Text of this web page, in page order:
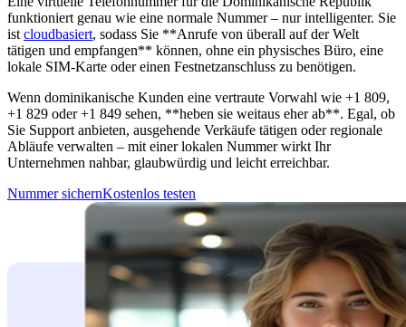
funktioniert genau wie eine normale Nummer – nur intelligenter. Sie
ist cloudbasiert, sodass Sie **Anrufe von überall auf der Welt
tätigen und empfangen** können, ohne ein physisches Büro, eine
lokale SIM-Karte oder einen Festnetzanschluss zu benötigen.
Wenn dominikanische Kunden eine vertraute Vorwahl wie +1 809,
+1 829 oder +1 849 sehen, **heben sie weitaus eher ab**. Egal, ob
Sie Support anbieten, ausgehende Verkäufe tätigen oder regionale
Abläufe verwalten – mit einer lokalen Nummer wirkt Ihr
Unternehmen nahbar, glaubwürdig und leicht erreichbar.
Nummer sichernKostenlos testen